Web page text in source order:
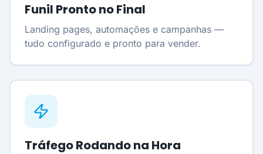
Funil Pronto no Final
Landing pages, automações e campanhas —
tudo configurado e pronto para vender.
Tráfego Rodando na Hora